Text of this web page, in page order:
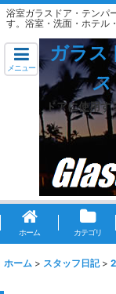
浴室ガラスドア・テンパ
す。浴室・洗面・ホテル
メニュー
ガラス
ス
ドアに使用
ホーム カテゴリ
ホーム > スタッフ日記 >